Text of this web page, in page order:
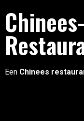
Een Chinees